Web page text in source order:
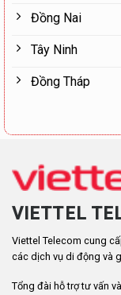
Đồng Nai
Tây Ninh
Đồng Tháp
VIETTEL
Viettel Telecom cung
các dịch vụ di động và
Tổng đài hỗ trợ tư vấn